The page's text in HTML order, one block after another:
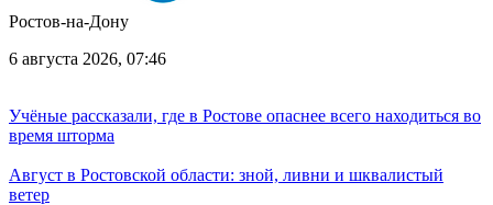
Ростов-на-Дону
6 августа 2026, 07:46
Учёные рассказали, где в Ростове опаснее всего находиться во
время шторма
Август в Ростовской области: зной, ливни и шквалистый
ветер